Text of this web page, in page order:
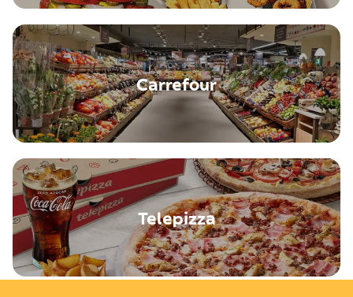
Carrefour
Telepizza